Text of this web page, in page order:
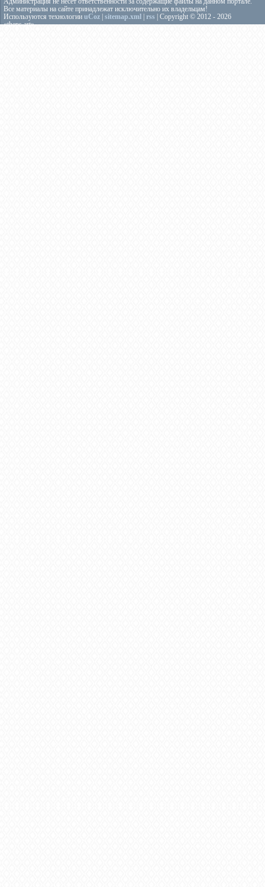
Все материалы на сайте принадлежат исключительно их владельцам!
Используются технологии uCoz sitemap.xml rss | Copyright © 2012 - 2026
«theps.art»